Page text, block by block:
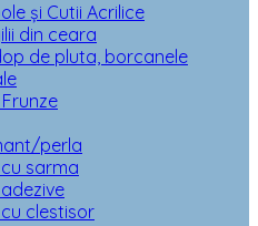
și Cutii Acrilice
din ceara
de pluta, borcanele
perla
sarma
clestisor